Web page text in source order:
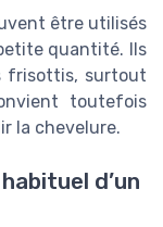
être utilisés
quantité. Ils
frisottis, surtout
toutefois
la chevelure.
d’un